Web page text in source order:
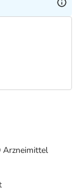
Arzneimittel